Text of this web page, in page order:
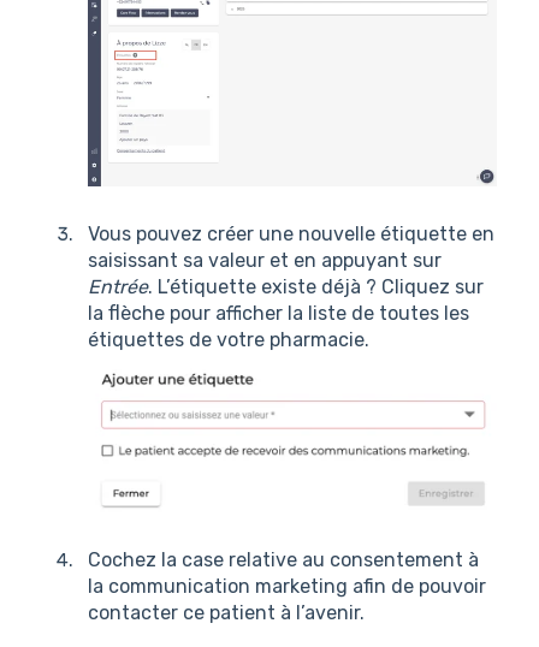
Vous pouvez créer une nouvelle étiquette en
saisissant sa valeur et en appuyant sur
Entrée. L’étiquette existe déjà ? Cliquez sur
la flèche pour afficher la liste de toutes les
étiquettes de votre pharmacie.
Cochez la case relative au consentement à
la communication marketing afin de pouvoir
contacter ce patient à l’avenir.